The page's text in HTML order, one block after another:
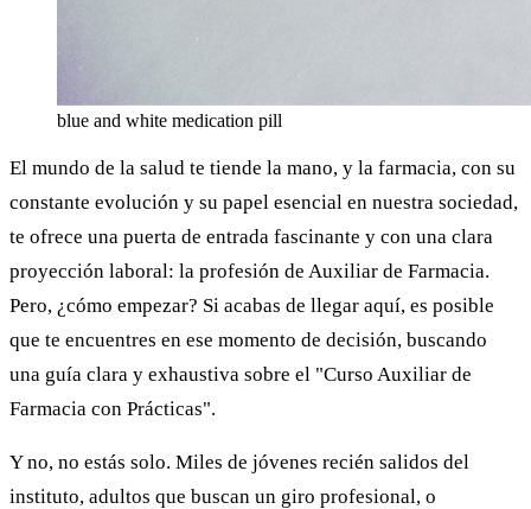
blue and white medication pill
El mundo de la salud te tiende la mano, y la farmacia, con su
constante evolución y su papel esencial en nuestra sociedad,
te ofrece una puerta de entrada fascinante y con una clara
proyección laboral: la profesión de Auxiliar de Farmacia.
Pero, ¿cómo empezar? Si acabas de llegar aquí, es posible
que te encuentres en ese momento de decisión, buscando
una guía clara y exhaustiva sobre el "Curso Auxiliar de
Farmacia con Prácticas".
Y no, no estás solo. Miles de jóvenes recién salidos del
instituto, adultos que buscan un giro profesional, o